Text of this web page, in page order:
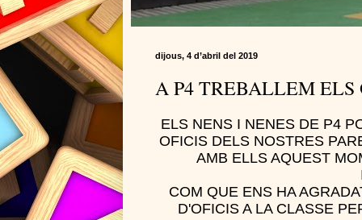
dijous, 4 d’abril del 2019
A P4 TREBALLEM ELS
ELS NENS I NENES DE P4
OFICIS DELS NOSTRES
AMB ELLS AQUEST
COM QUE ENS HA
D'OFICIS A LA CLASSE